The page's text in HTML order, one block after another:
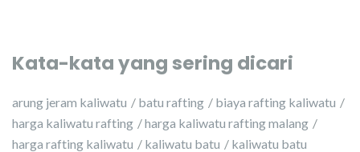
Kata-kata yang sering dicari
arung jeram kaliwatu batu rafting
biaya rafting kaliwatu
harga kaliwatu rafting
harga kaliwatu rafting malang
harga rafting kaliwatu
kaliwatu batu
kaliwatu batu